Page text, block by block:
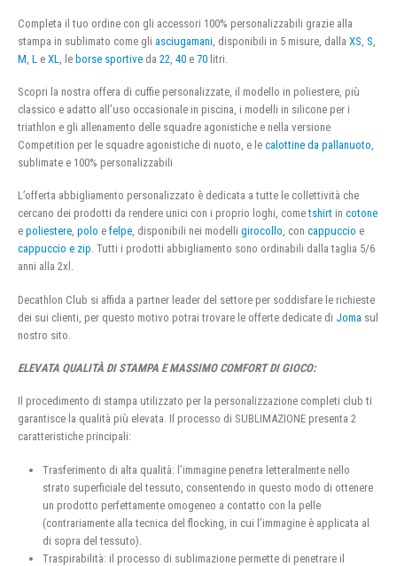
Completa il tuo ordine con gli accessori 100% personalizzabili grazie alla
stampa in sublimato come gli asciugamani , disponibili in 5 misure, dalla XS S
M L e XL , le borse sportive da 22 40 e 70 litri.
Scopri la nostra offera di cuffie personalizzate, il modello in poliestere, più
classico e adatto all’uso occasionale in piscina, i modelli in silicone per i
triathlon e gli allenamento delle squadre agonistiche e nella versione
Competition per le squadre agonistiche di nuoto, e le calottine da pallanuoto,
sublimate e 100% personalizzabili
L’offerta abbigliamento personalizzato è dedicata a tutte le collettività che
cercano dei prodotti da rendere unici con i proprio loghi, cometshirt in cotone
e poliestere, polo e felpe, disponibili nei modelli girocollo, con cappuccio e
cappuccio e zip. Tutti i prodotti abbigliamento sono ordinabili dalla taglia 5/6
anni alla 2xl.
Decathlon Club si affida a partner leader del settore per soddisfare le richieste
dei sui clienti, per questo motivo potrai trovare le offerte dedicate di Joma sul
nostro sito.
ELEVATA QUALITÀ DI STAMPA E MASSIMO COMFORT DI GIOCO:
Il procedimento di stampa utilizzato per la personalizzazione completi club ti
garantisce la qualità più elevata. Il processo di SUBLIMAZIONE presenta 2
caratteristiche principali:
Trasferimento di alta qualità: l’immagine penetra letteralmente nello
strato superficiale del tessuto, consentendo in questo modo di ottenere
un prodotto perfettamente omogeneo a contatto con la pelle
(contrariamente alla tecnica del flocking, in cui l’immagine è applicata al
di sopra del tessuto).
Traspirabilità: il processo di sublimazione permette di penetrare il